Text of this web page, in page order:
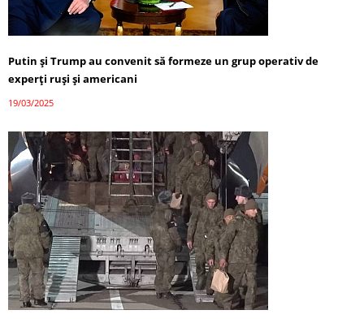
Putin și Trump au convenit să formeze un grup operativ de
experți ruși și americani
19/03/2025